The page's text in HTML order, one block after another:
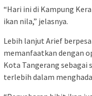
“Hari ini di Kampung
ikan nila,” jelasnya.
Lebih lanjut Arief
memanfaatkan dengan
Kota Tangerang sebagai
terlebih dalam